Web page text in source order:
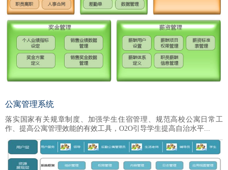
公寓管理系统
落实国家有关规章制度、加强学生住宿管理、规范高校公寓日常工
作、提高公寓管理效能的有效工具，O2O引导学生提高自治水平...